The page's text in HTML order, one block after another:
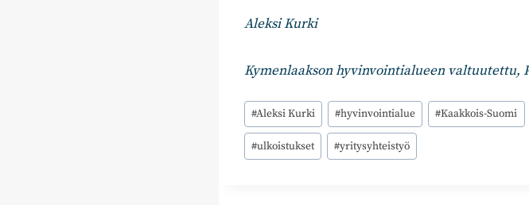
Aleksi Kurki
Kymenlaakson hyvinvointialueen valtuutettu,
Avainsanat:
#Aleksi Kurki #hyvinvointialue #Kaakkois-Suomi
#ulkoistukset #yritysyhteistyö